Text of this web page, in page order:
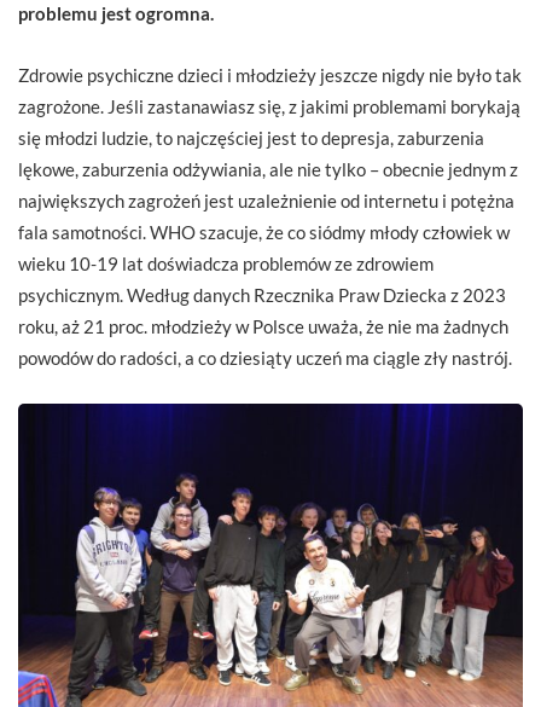
problemu jest ogromna.
Zdrowie psychiczne dzieci i młodzieży jeszcze nigdy nie było tak
zagrożone. Jeśli zastanawiasz się, z jakimi problemami borykają
się młodzi ludzie, to najczęściej jest to depresja, zaburzenia
lękowe, zaburzenia odżywiania, ale nie tylko – obecnie jednym z
największych zagrożeń jest uzależnienie od internetu i potężna
fala samotności. WHO szacuje, że co siódmy młody człowiek w
wieku 10-19 lat doświadcza problemów ze zdrowiem
psychicznym. Według danych Rzecznika Praw Dziecka z 2023
roku, aż 21 proc. młodzieży w Polsce uważa, że nie ma żadnych
powodów do radości, a co dziesiąty uczeń ma ciągle zły nastrój.